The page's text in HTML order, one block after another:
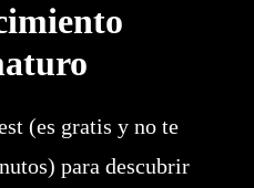
(es gratis y no te
para descubrir